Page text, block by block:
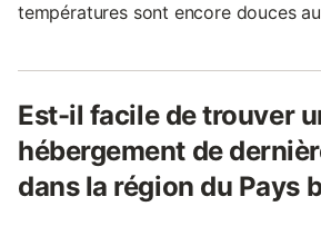
températures sont encore douces
Est-il facile de trouver
hébergement de
dans la région du Pays